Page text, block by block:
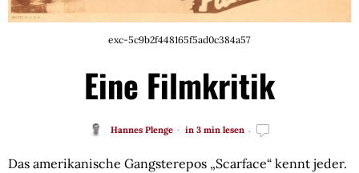
exc-5c9b2f448165f5ad0c384a57
Eine Filmkritik
Hannes Plenge in 3 min lesen
Das amerikanische Gangsterepos „Scarface“ kennt jeder.